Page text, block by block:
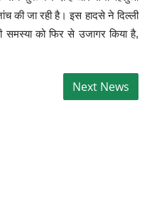
की जा रही है। इस हादसे ने दिल्ली
समस्या को फिर से उजागर किया है,